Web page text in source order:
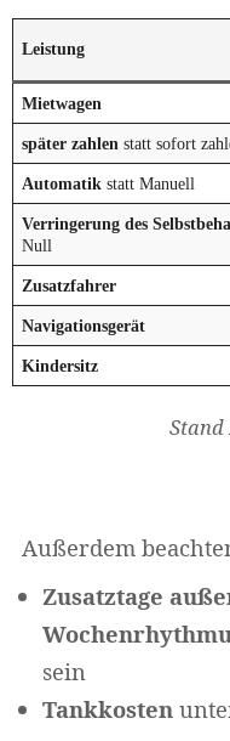
Leistung
Mietwagen
später zahlenstatt sofort
Automatik statt Manuell
Verringerung des
Null
Zusatzfahrer
Navigationsgerät
Kindersitz
Stand
Außerdem
Zusatztage
sein
Tankkosten